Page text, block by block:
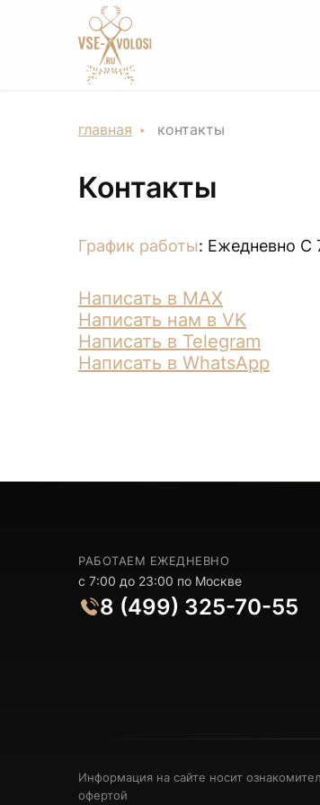
главная контакты
Контакты
График работы: Ежедневно С
Написать в MAX
Написать нам в VK
Написать в Telegram
Написать в WhatsApp
РАБОТАЕМ ЕЖЕДНЕВНО
с 7:00 до 23:00 по Москве
8 (499) 325-70-55
Информация на сайте носит
офертой